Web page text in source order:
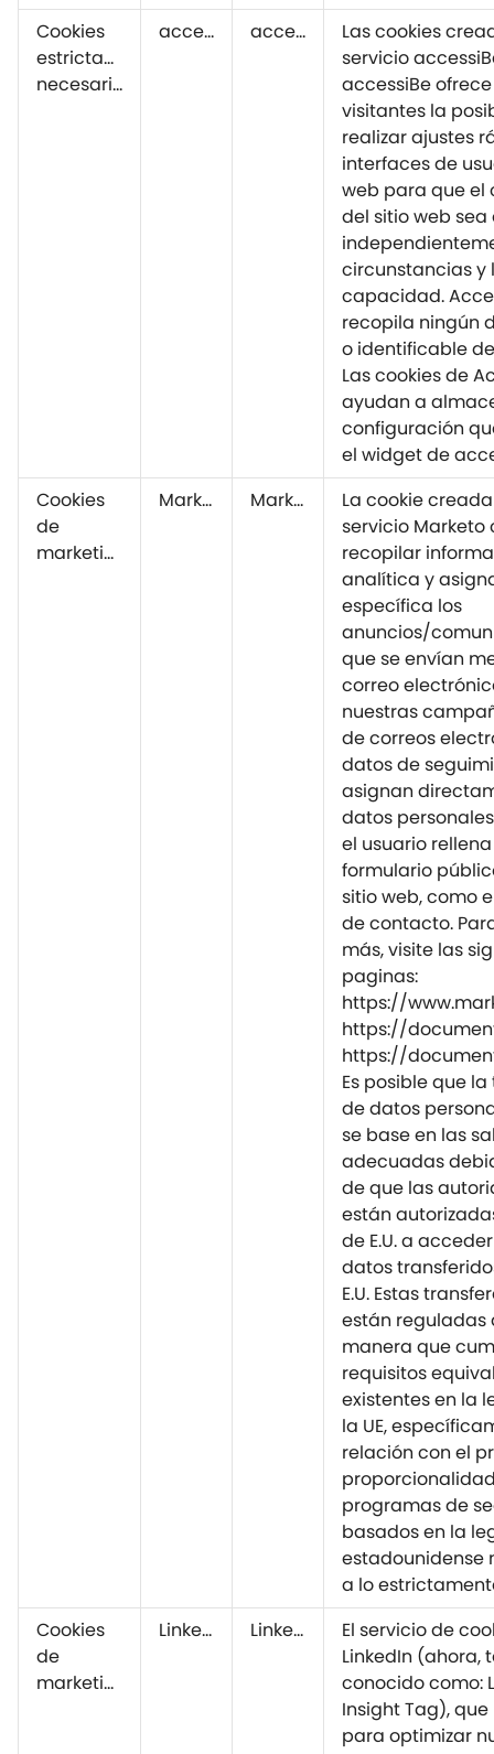
Cookies
estrictamente
necesarias
accessiBe accessiBe
Las cookies
servicio
accessiBe
visitantes la
realizar ajustes
interfaces de
web para que el
del sitio web
circunstancias y
capacidad.
recopila ningún
o identificable
Las cookies de
ayudan a
configuración
el widget de
Cookies
de
marketing
Marketo Marketo
La cookie
servicio Marketo
recopilar
analítica y
específica los
anuncios/
que se envían
correo
nuestras
de correos
datos de
asignan
datos
el usuario
formulario
sitio web, como
de contacto.
más, visite las
paginas:
https://
https://
https://
Es posible que
de datos
se base en las
adecuadas
de que las
están
de E.U. a
datos
E.U. Estas
están reguladas
manera que
requisitos
existentes en la
la UE,
relación con el
programas de
basados en la
estadounidense
a lo
Cookies
de
marketing
LinkedIn LinkedIn
El servicio de
LinkedIn (ahora,
conocido como:
Insight Tag),
para optimizar